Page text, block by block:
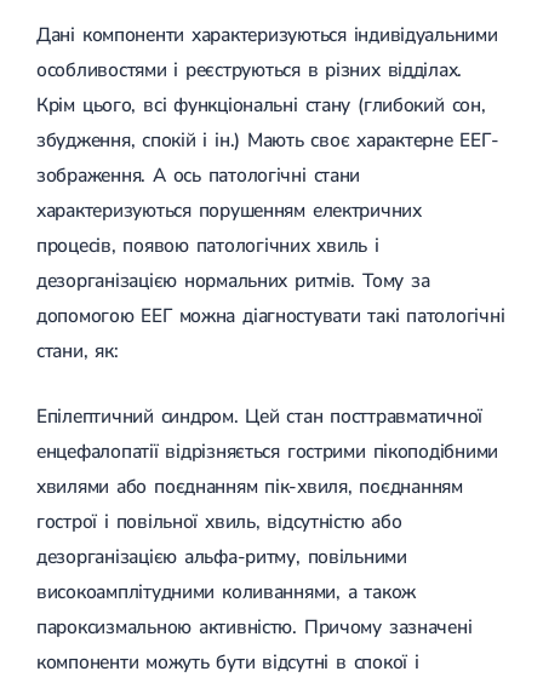
Дані компоненти характеризуються індивідуальними
особливостями і реєструються в різних відділах.
Крім цього, всі функціональні стану (глибокий сон,
збудження, спокій і ін.) Мають своє характерне ЕЕГ-
зображення. А ось патологічні стани
характеризуються порушенням електричних
процесів, появою патологічних хвиль і
дезорганізацією нормальних ритмів. Тому за
допомогою ЕЕГ можна діагностувати такі патологічні
стани, як:
Епілептичний синдром. Цей стан посттравматичної
енцефалопатії відрізняється гострими пікоподібними
хвилями або поєднанням пік-хвиля, поєднанням
гострої і повільної хвиль, відсутністю або
дезорганізацією альфа-ритму, повільними
високоамплітудними коливаннями, а також
пароксизмальною активністю. Причому зазначені
компоненти можуть бути відсутні в спокої і